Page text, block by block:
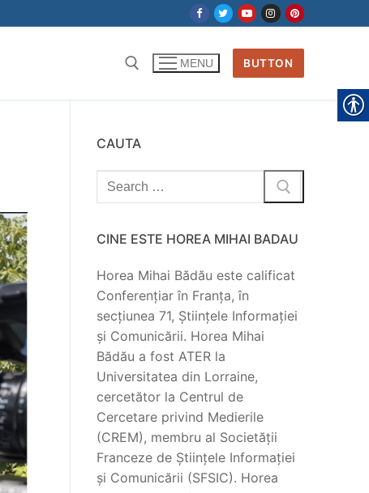
MENU BUTTON
CAUTA
Search
for:
CINE ESTE HOREA MIHAI BADAU
Horea Mihai Bădău este calificat
Conferențiar în Franța, în
secțiunea 71, Științele Informației
și Comunicării. Horea Mihai
Bădău a fost ATER la
Universitatea din Lorraine,
cercetător la Centrul de
Cercetare privind Medierile
(CREM), membru al Societății
Franceze de Științele Informației
și Comunicării (SFSIC). Horea